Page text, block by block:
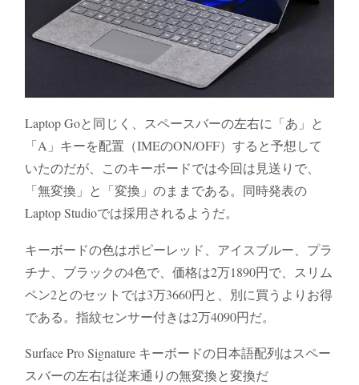
Laptop Goと同じく、スペースバーの左右に「あ」と
「A」キーを配置（IMEのON/OFF）すると予想して
いたのだが、このキーボードでは今回は見送りで、
「無変換」と「変換」のままである。同時発表の
Laptop Studioでは採用されるようだ。
キーボードの色はポピーレッド、アイスブルー、プラ
チナ、ブラックの4色で、価格は2万1890円で、スリム
ペン2とのセットでは3万3660円と、別に買うよりお得
である。指紋センサー付きは2万4090円だ。
Surface Pro Signature キーボードの日本語配列はスペー
スバーの左右は従来通りの無変換と変換だ